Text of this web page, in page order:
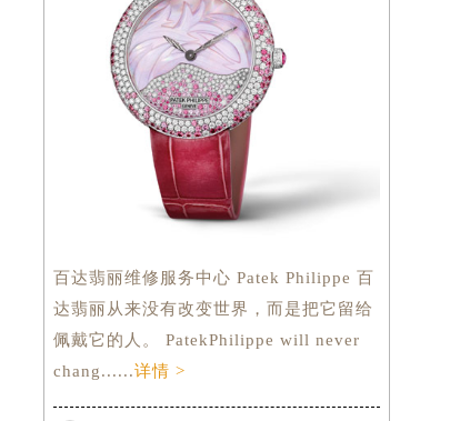
百达翡丽维修服务中心 Patek Philippe 百
达翡丽从来没有改变世界，而是把它留给
佩戴它的人。 PatekPhilippe will never
chang......详情 >